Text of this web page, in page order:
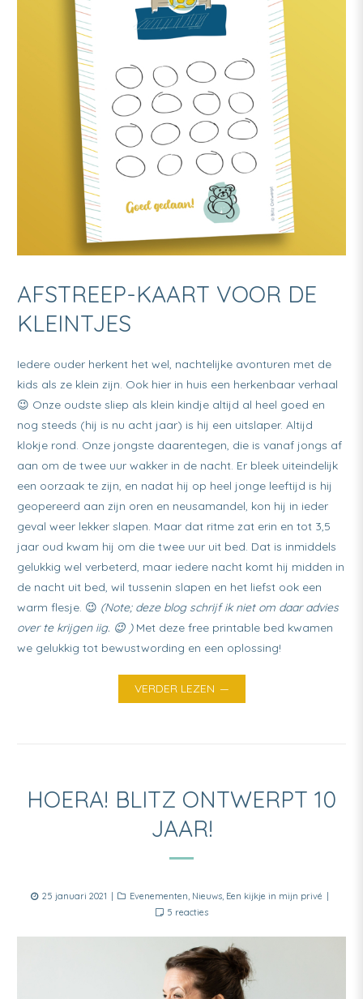
AFSTREEP-KAART VOOR DE
KLEINTJES
Iedere ouder herkent het wel, nachtelijke avonturen met de
kids als ze klein zijn. Ook hier in huis een herkenbaar verhaal
😉 Onze oudste sliep als klein kindje altijd al heel goed en
nog steeds (hij is nu acht jaar) is hij een uitslaper. Altijd
klokje rond. Onze jongste daarentegen, die is vanaf jongs af
aan om de twee uur wakker in de nacht. Er bleek uiteindelijk
een oorzaak te zijn, en nadat hij op heel jonge leeftijd is hij
geopereerd aan zijn oren en neusamandel, kon hij in ieder
geval weer lekker slapen. Maar dat ritme zat erin en tot 3,5
jaar oud kwam hij om die twee uur uit bed. Dat is inmiddels
gelukkig wel verbeterd, maar iedere nacht komt hij midden in
de nacht uit bed, wil tussenin slapen en het liefst ook een
warm flesje. 😉 (Note; deze blog schrijf ik niet om daar advies
over te krijgen iig. 😉 ) Met deze free printable bed kwamen
we gelukkig tot bewustwording en een oplossing!
VERDER LEZEN
HOERA! BLITZ ONTWERPT 10
JAAR!
Posted
25 januari 2021 Categories
Evenementen Nieuws, Een kijkje in mijn privé
5 reactiesop
Ontwerpt
jaar!